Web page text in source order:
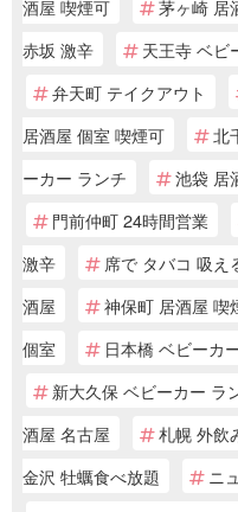
酒屋 喫煙可
茅ヶ崎 居
赤坂 激辛
天王寺 ベビ
弁天町 テイクアウト
居酒屋 個室 喫煙可
北
ーカー ランチ
池袋 居
門前仲町 24時間営業
激辛
席で タバコ 吸え
酒屋
神保町 居酒屋 喫
個室
日本橋 ベビーカ
新大久保 ベビーカー ラ
酒屋 名古屋
札幌 外飲
金沢 牡蠣食べ放題
ニ